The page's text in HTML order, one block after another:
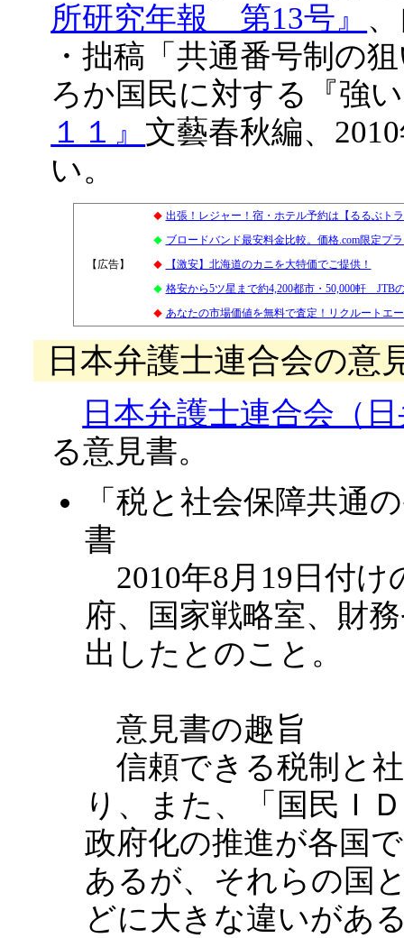
所研究年報 第13号』
・拙稿「共通番号制の
ろか国民に対する『強
１１』 文藝春秋編、
い。
【広告】
◆ 出張！レジャー！宿・ホテル予約は【るるぶト
◆ ブロードバンド最安料金比較。価格.com限定プ
◆ 【激安】北海道のカニを大特価でご提供！
◆ 格安から5ツ星まで約4,200都市・50,000軒 JTB
◆ あなたの市場価値を無料で査定！リクルートエ
日本弁護士連合会の意
日本弁護士連合会（
る意見書。
「税と社会保障共通
書
2010年8月19日付け
府、国家戦略室、財
出したとのこと。
意見書の趣旨
信頼できる税制と
り、また、「国民Ｉ
政府化の推進が各国
あるが、それらの国
どに大きな違いがあ